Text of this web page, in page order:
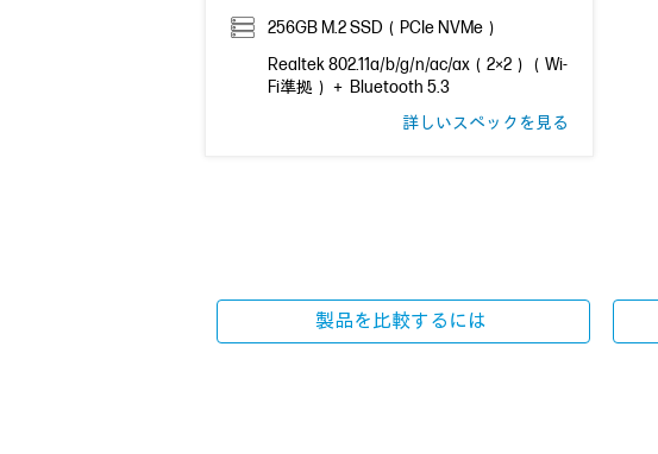
256GB M.2 SSD（PCIe NVMe）
Realtek 802.11a/b/g/n/ac/ax（2×2）（Wi-
Fi準拠）＋ Bluetooth 5.3
詳しいスペックを見る
製品を比較するには